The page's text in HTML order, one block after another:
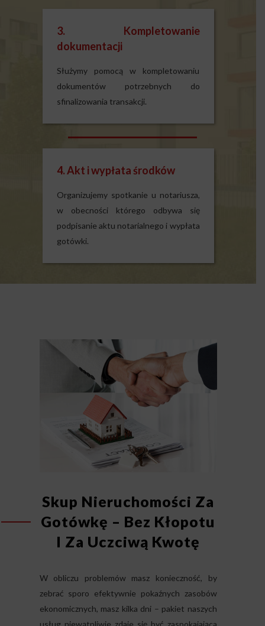
3. Kompletowanie
dokumentacji
Służymy pomocą w kompletowaniu
dokumentów potrzebnych do
sfinalizowania transakcji.
4. Akt i wypłata środków
Organizujemy spotkanie u notariusza,
w obecności którego odbywa się
podpisanie aktu notarialnego i wypłata
gotówki.
Skup Nieruchomości Za
Gotówkę – Bez Kłopotu
I Za Uczciwą Kwotę
W obliczu problemów masz konieczność, by
zebrać sporo efektywnie pokaźnych zasobów
ekonomicznych, masz kilka dni – pakiet naszych